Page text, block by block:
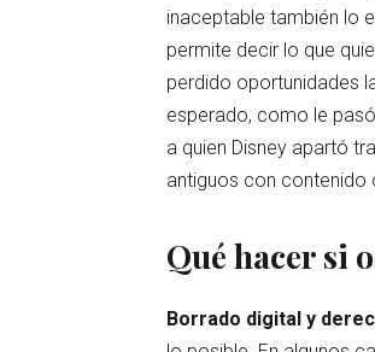
inaceptable también lo
permite decir lo que
perdido oportunidades
esperado, como le pasó
a quien Disney apartó
antiguos con contenido
Qué hacer si
Borrado digital y